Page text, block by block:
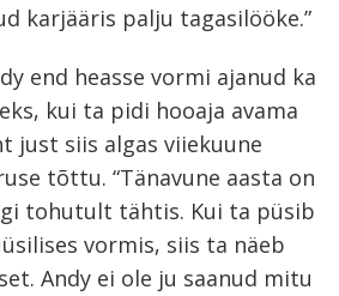
karjääris palju tagasilööke.”
end heasse vormi ajanud ka
kui ta pidi hooaja avama
just siis algas viiekuune
tõttu. “Tänavune aasta on
tohutult tähtis. Kui ta püsib
vormis, siis ta näeb
Andy ei ole ju saanud mitu